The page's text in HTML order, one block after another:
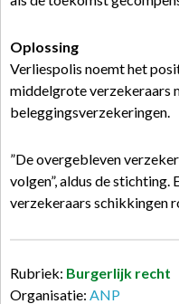
Oplossing
Verliespolis noemt het
middelgrote verzekeraars
beleggingsverzekeringen.
”De overgebleven
volgen”, aldus de
verzekeraars schikkingen
Rubriek: Burgerlijk recht
Organisatie: ANP